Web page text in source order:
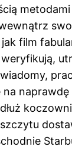
film
naprawdę